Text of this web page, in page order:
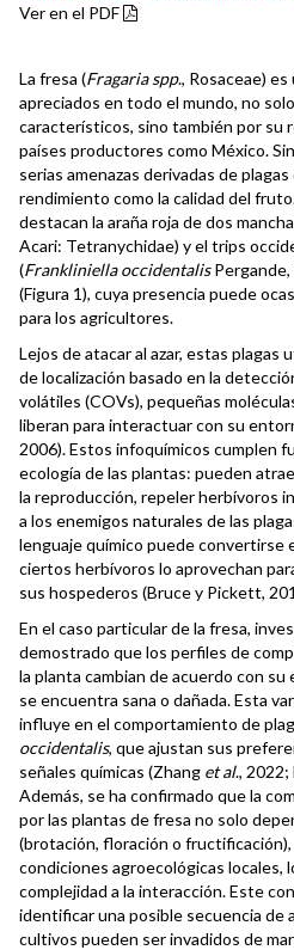
Ver en el PDF
La fresa (Fragaria spp., Rosaceae)
apreciados en todo el mundo, no
característicos, sino también por su
países productores como México.
serias amenazas derivadas de
rendimiento como la calidad del
destacan la araña roja de dos
Acari: Tetranychidae) y el trips
(Frankliniella occidentalisPergande,
(Figura 1), cuya presencia puede
para los agricultores.
Lejos de atacar al azar, estas plagas
de localización basado en la
volátiles (COVs), pequeñas
liberan para interactuar con su
2006). Estos infoquímicos cumplen
ecología de las plantas: pueden
la reproducción, repeler herbívoros
a los enemigos naturales de las
lenguaje químico puede convertirse
ciertos herbívoros lo aprovechan
sus hospederos (Bruce y Pickett,
En el caso particular de la fresa,
demostrado que los perfiles de
la planta cambian de acuerdo con
se encuentra sana o dañada. Esta
influye en el comportamiento de
occidentalis, que ajustan sus
señales químicas (Zhang et al.,
Además, se ha confirmado que la
por las plantas de fresa no solo
(brotación, floración o
condiciones agroecológicas locales,
complejidad a la interacción. Este
identificar una posible secuencia de
cultivos pueden ser invadidos de